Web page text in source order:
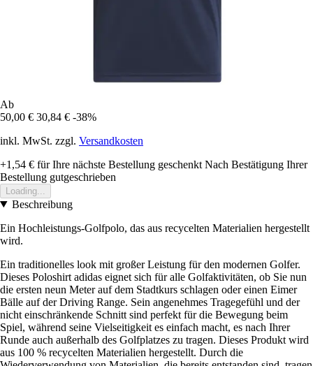
Ab
50,00 € 30,84 € -38%
inkl. MwSt. zzgl. Versandkosten
+1,54 € für Ihre nächste Bestellung geschenkt Nach Bestätigung Ihrer
Bestellung gutgeschrieben
Loading...
Beschreibung
Ein Hochleistungs-Golfpolo, das aus recycelten Materialien hergestellt
wird.
Ein traditionelles look mit großer Leistung für den modernen Golfer.
Dieses Poloshirt adidas eignet sich für alle Golfaktivitäten, ob Sie nun
die ersten neun Meter auf dem Stadtkurs schlagen oder einen Eimer
Bälle auf der Driving Range. Sein angenehmes Tragegefühl und der
nicht einschränkende Schnitt sind perfekt für die Bewegung beim
Spiel, während seine Vielseitigkeit es einfach macht, es nach Ihrer
Runde auch außerhalb des Golfplatzes zu tragen. Dieses Produkt wird
aus 100 % recycelten Materialien hergestellt. Durch die